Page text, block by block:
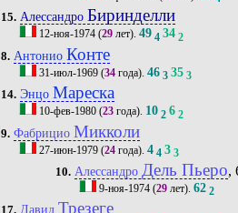
15. Алессандро Биринделли
12-ноя-1974(29лет). 49 4 34 2
8. Антонио Конте
31-июл-1969(34года). 46 3 35 3
14. Энцо Мареска
10-фев-1980(23года). 10 2 6 2
9. Фабрицио Микколи
27-июн-1979(24года). 4 4 3 3
10. Алессандро Дель Пьеро,
9-ноя-1974 (29 лет).62 2
Давид Трезеге